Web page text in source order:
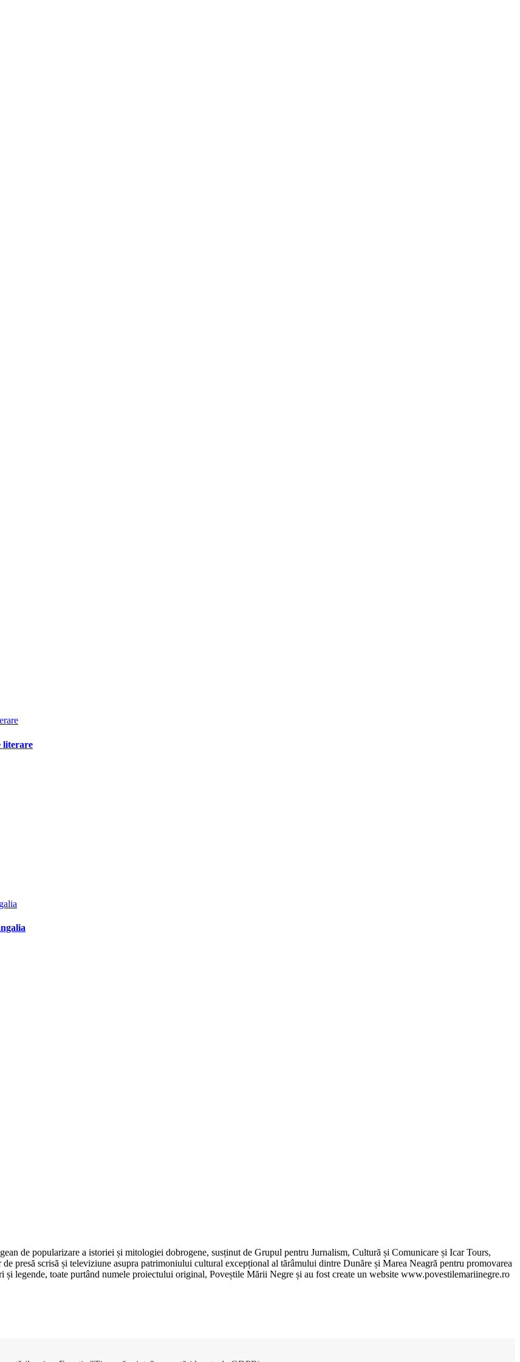
literare
de popularizare a istoriei și mitologiei dobrogene, susținut de Grupul pentru Jurnalism, Cultură și Comunicare și Icar Tours,
presă scrisă și televiziune asupra patrimoniului cultural excepțional al tărâmului dintre Dunăre și Marea Neagră pentru promovarea
legende, toate purtând numele proiectului original, Poveștile Mării Negre și au fost create un website www.povestilemariinegre.ro